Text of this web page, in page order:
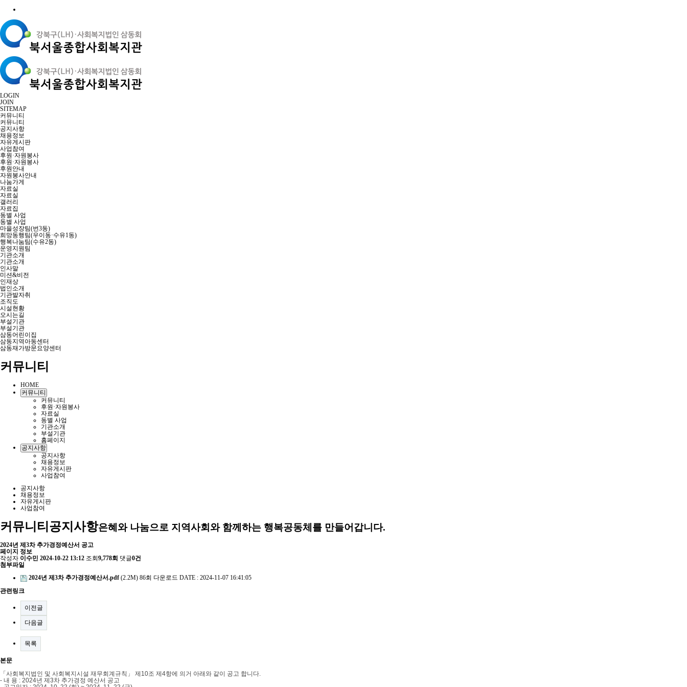
LOGIN
JOIN
SITEMAP
커뮤니티
커뮤니티
공지사항
채용정보
자유게시판
사업참여
후원·자원봉사
후원·자원봉사
후원안내
자원봉사안내
나눔가게
자료실
자료실
갤러리
자료집
동별 사업
동별 사업
마을성장팀(번3동)
희망동행팀(우이동·수유1동)
행복나눔팀(수유2동)
운영지원팀
기관소개
기관소개
인사말
미션&비전
인재상
법인소개
기관발자취
조직도
시설현황
오시는길
부설기관
부설기관
삼동어린이집
삼동지역아동센터
삼동재가방문요양센터
커뮤니티
HOME
커뮤니티
커뮤니티
후원·자원봉사
자료실
동별 사업
기관소개
부설기관
홈페이지
공지사항
공지사항
채용정보
자유게시판
사업참여
공지사항
채용정보
자유게시판
사업참여
커뮤니티 공지사항은혜와 나눔으로 지역사회와 함께하는 행복공동체를 만들어갑니다.
2024년 제3차 추가경정예산서 공고
페이지 정보
작성자 이수민 2024-10-22 13:12 조회 9,778회 댓글0건
첨부파일
2024년 제3차 추가경정예산서.pdf(2.2M) 86회 다운로드 DATE : 2024-11-07 16:41:05
관련링크
이전글
다음글
목록
본문
「 사회복지법인 및 사회복지시설 재무회계규칙 」 제 10조 제 4항에 의거 아래와 같이 공고 합니다.
- 내 용 : 2024년 제3차 추가경정 예산서 공고